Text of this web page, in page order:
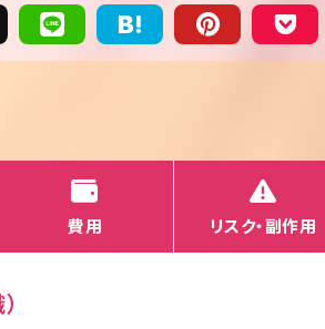
費用 リスク・副作用